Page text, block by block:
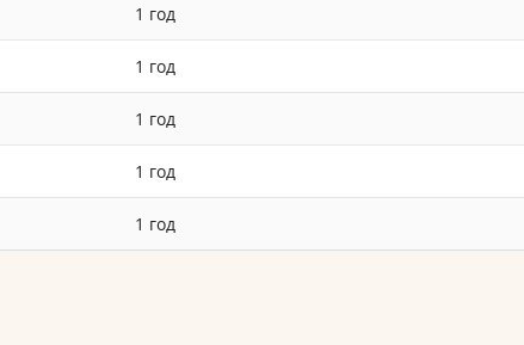
1 год
1 год
1 год
1 год
1 год